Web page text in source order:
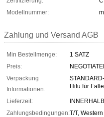
Modellnummer:
Zahlung und Versand AGB
Min Bestellmenge:
1 SATZ
Preis:
Verpackung
Informationen:
Hifu für
Lieferzeit:
Zahlungsbedingungen:T/T,